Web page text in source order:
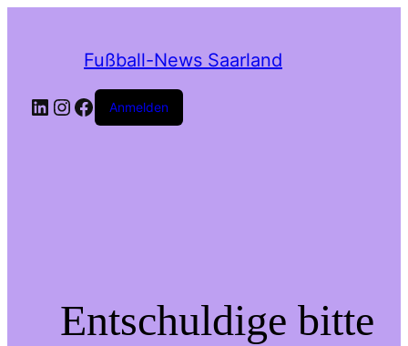
Fußball-News Saarland
Anmelden
Entschuldige bitte